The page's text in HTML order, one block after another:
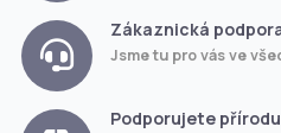
Zákaznická
Jsme tu pro vás ve
Podporujete přírodu